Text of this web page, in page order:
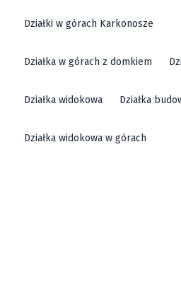
Działki w górach Karkonosze
Działka w górach z domkiem
Działka widokowa Działka
Działka widokowa w górach